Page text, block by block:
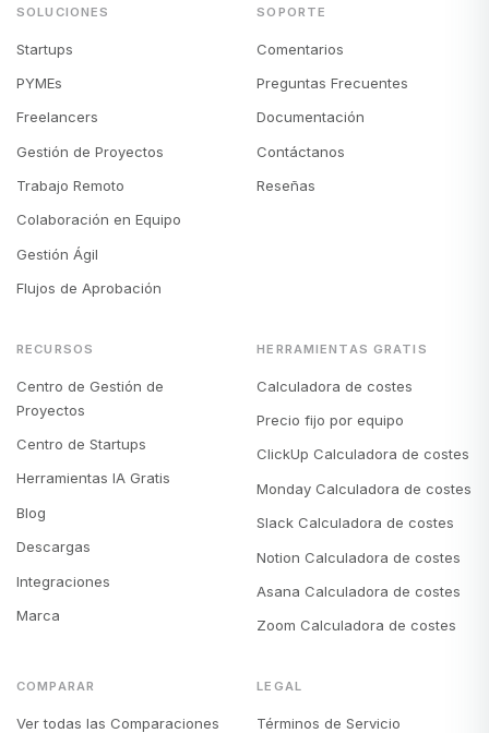
SOLUCIONES
Startups
PYMEs
Freelancers
Gestión de Proyectos
Trabajo Remoto
Colaboración en Equipo
Gestión Ágil
Flujos de Aprobación
SOPORTE
Comentarios
Preguntas Frecuentes
Documentación
Contáctanos
Reseñas
RECURSOS
Centro de Gestión de
Proyectos
Centro de Startups
Herramientas IA Gratis
Blog
Descargas
Integraciones
Marca
HERRAMIENTAS GRATIS
Calculadora de costes
Precio fijo por equipo
ClickUp Calculadora de costes
Monday Calculadora de costes
Slack Calculadora de costes
Notion Calculadora de costes
Asana Calculadora de costes
Zoom Calculadora de costes
COMPARAR
Ver todas las Comparaciones
LEGAL
Términos de Servicio